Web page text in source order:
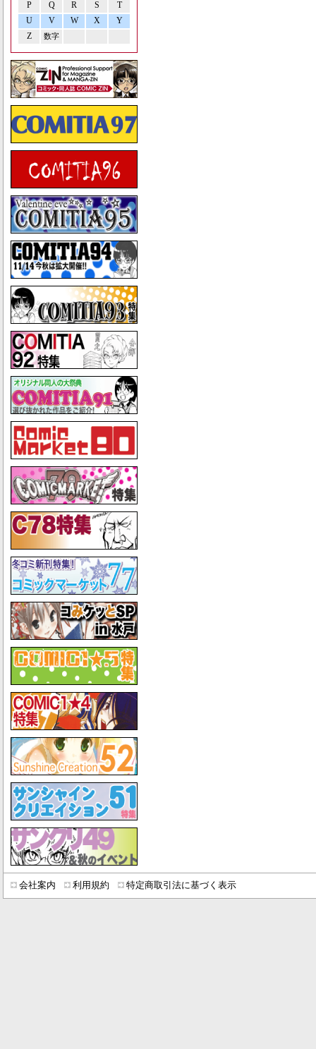
P Q R S
T
U
V W X
Y
Z
数字
会社案内 利用規約 特定商取引法に基づく表示